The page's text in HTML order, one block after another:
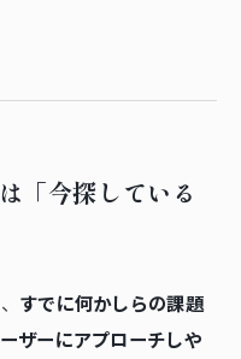
「今探している
すでに何かしらの課題
ザーにアプローチしや